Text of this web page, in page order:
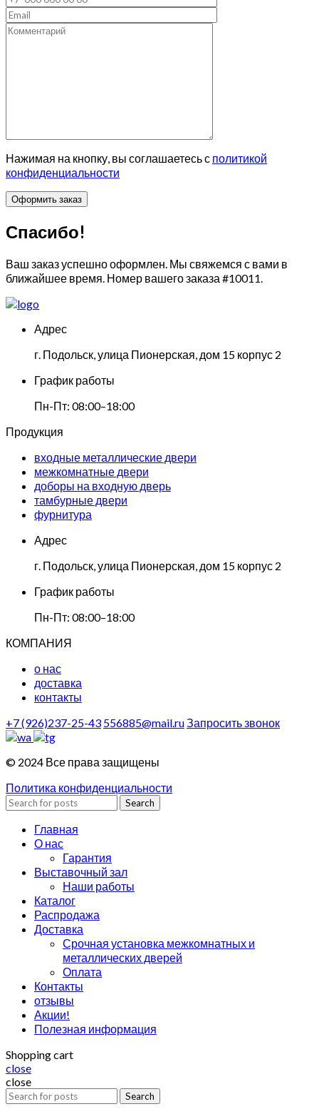
Нажимая на кнопку, вы соглашаетесь с политикой
конфиденциальности
Спасибо!
Ваш заказ успешно оформлен. Мы свяжемся с вами в
ближайшее время. Номер вашего заказа #10011.
Адрес
г. Подольск, улица Пионерская, дом 15 корпус 2
График работы
Пн-Пт: 08:00–18:00
Продукция
входные металлические двери
межкомнатные двери
доборы на входную дверь
тамбурные двери
фурнитура
Адрес
г. Подольск, улица Пионерская, дом 15 корпус 2
График работы
Пн-Пт: 08:00–18:00
КОМПАНИЯ
о нас
доставка
контакты
+7 (926)237-25-43 556885@mail.ruЗапросить звонок
© 2024 Все права защищены
Политика конфиденциальности
Search
Главная
О нас
Гарантия
Выставочный зал
Наши работы
Каталог
Распродажа
Доставка
Срочная установка межкомнатных и
металлических дверей
Оплата
Контакты
отзывы
Акции!
Полезная информация
Shopping cart
close
close
Search